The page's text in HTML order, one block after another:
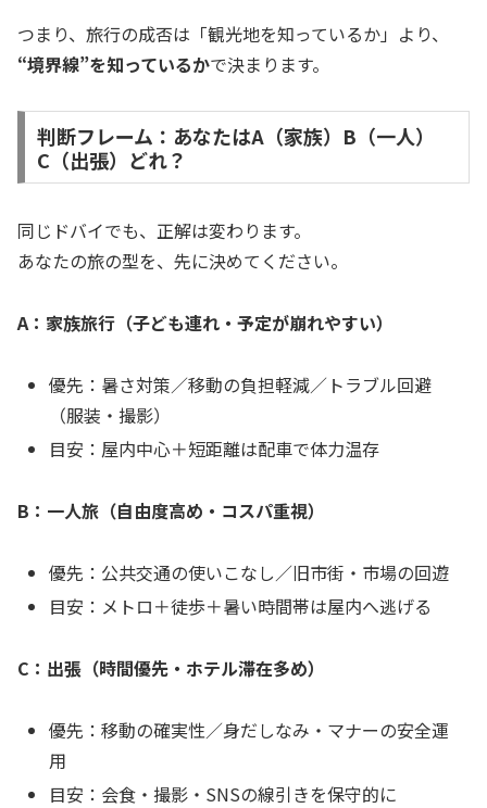
つまり、旅行の成否は「観光地を知っているか」より、
“境界線”を知っているかで決まります。
判断フレーム：あなたはA（家族）B（一人）
C（出張）どれ？
同じドバイでも、正解は変わります。
あなたの旅の型を、先に決めてください。
A：家族旅行（子ども連れ・予定が崩れやすい）
優先：暑さ対策／移動の負担軽減／トラブル回避
（服装・撮影）
目安：屋内中心＋短距離は配車で体力温存
B：一人旅（自由度高め・コスパ重視）
優先：公共交通の使いこなし／旧市街・市場の回遊
目安：メトロ＋徒歩＋暑い時間帯は屋内へ逃げる
C：出張（時間優先・ホテル滞在多め）
優先：移動の確実性／身だしなみ・マナーの安全運
用
目安：会食・撮影・SNSの線引きを保守的に